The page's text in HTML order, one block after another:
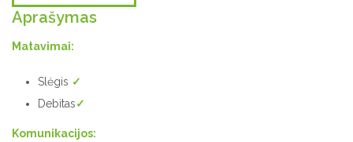
Aprašymas
Matavimai:
Slėgis ✓
Debitas✓
Komunikacijos: